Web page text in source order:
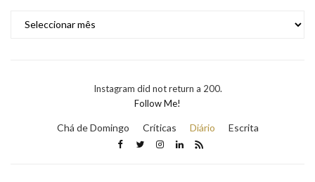
Instagram did not return a 200.
Follow Me!
Chá de Domingo Críticas Diário Escrita